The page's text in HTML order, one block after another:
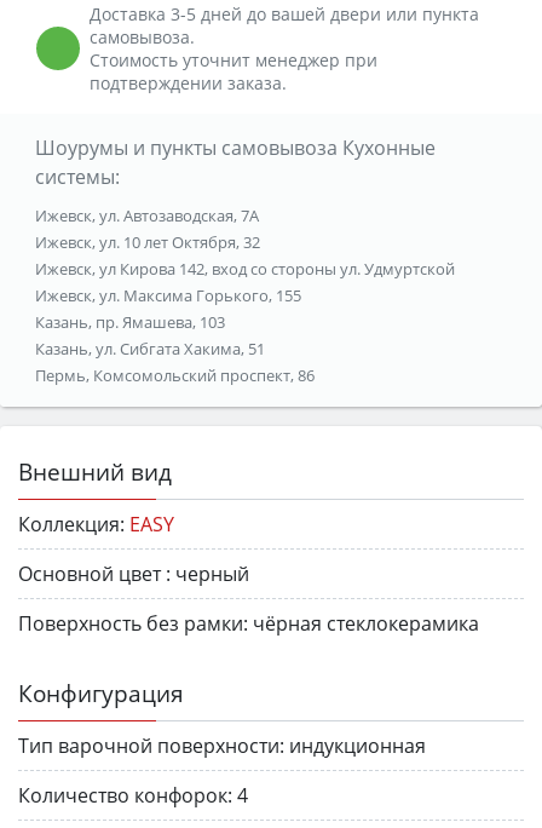
Доставка 3-5 дней до вашей двери или пункта
самовывоза.
Стоимость уточнит менеджер при
подтверждении заказа.
Шоурумы и пункты самовывоза Кухонные
системы:
Ижевск, ул. Автозаводская, 7А
Ижевск, ул. 10 лет Октября, 32
Ижевск, ул Кирова 142, вход со стороны ул. Удмуртской
Ижевск, ул. Максима Горького, 155
Казань, пр. Ямашева, 103
Казань, ул. Сибгата Хакима, 51
Пермь, Комсомольский проспект, 86
Внешний вид
Коллекция: EASY
Основной цвет : черный
Поверхность без рамки: чёрная стеклокерамика
Конфигурация
Тип варочной поверхности: индукционная
Количество конфорок: 4